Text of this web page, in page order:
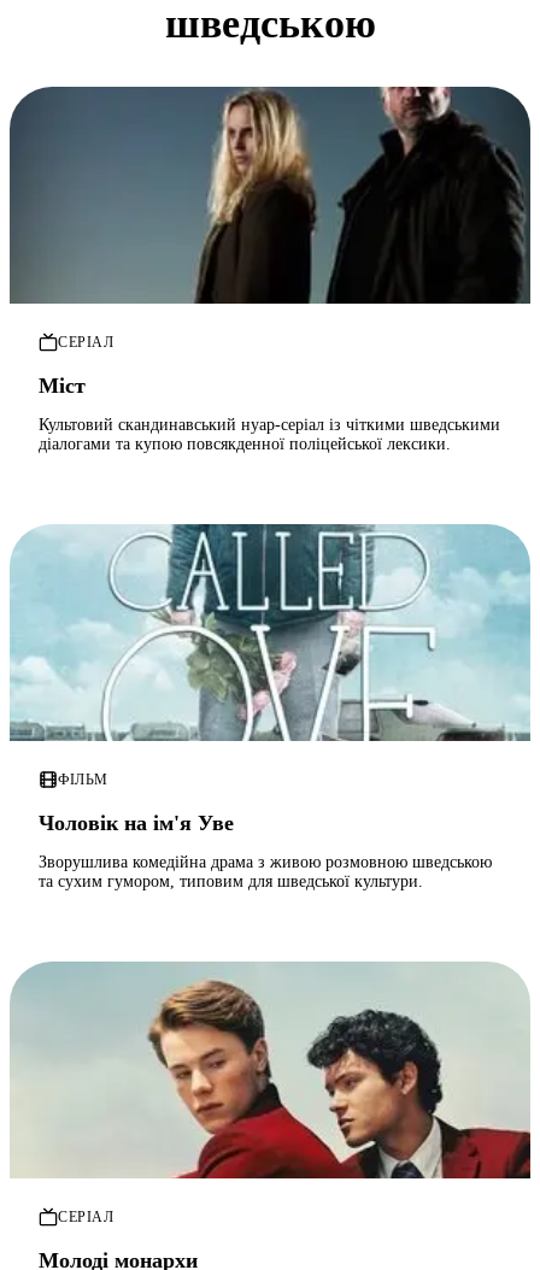
шведською
СЕРІАЛ
Міст
Культовий скандинавський нуар-серіал із чіткими шведськими
діалогами та купою повсякденної поліцейської лексики.
ФІЛЬМ
Чоловік на ім'я Уве
Зворушлива комедійна драма з живою розмовною шведською
та сухим гумором, типовим для шведської культури.
СЕРІАЛ
Молоді монархи